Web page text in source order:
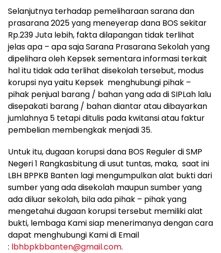
Selanjutnya terhadap pemeliharaan sarana dan
prasarana 2025 yang meneyerap dana BOS sekitar
Rp.239 Juta lebih, fakta dilapangan tidak terlihat
jelas apa – apa saja Sarana Prasarana Sekolah yang
dipelihara oleh Kepsek sementara informasi terkait
hal itu tidak ada terlihat disekolah tersebut, modus
korupsi nya yaitu Kepsek menghubungi pihak –
pihak penjual barang / bahan yang ada di SIPLah lalu
disepakati barang / bahan diantar atau dibayarkan
jumlahnya 5 tetapi ditulis pada kwitansi atau faktur
pembelian membengkak menjadi 35.
Untuk itu, dugaan korupsi dana BOS Reguler di SMP
Negeri 1 Rangkasbitung di usut tuntas, maka, saat ini
LBH BPPKB Banten lagi mengumpulkan alat bukti dari
sumber yang ada disekolah maupun sumber yang
ada diluar sekolah, bila ada pihak – pihak yang
mengetahui dugaan korupsi tersebut memiliki alat
bukti, lembaga Kami siap menerimanya dengan cara
dapat menghubungi Kami di Email
: lbhbpkbbanten@gmail.com.